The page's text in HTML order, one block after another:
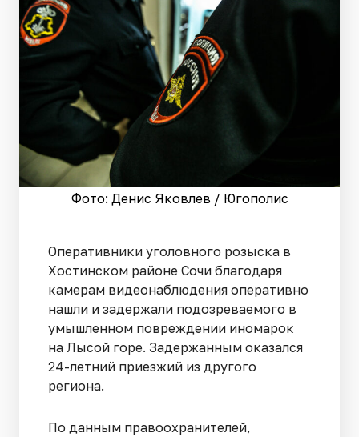
Фото: Денис Яковлев / Югополис
Оперативники уголовного розыска в
Хостинском районе Сочи благодаря
камерам видеонаблюдения оперативно
нашли и задержали подозреваемого в
умышленном повреждении иномарок
на Лысой горе. Задержанным оказался
24-летний приезжий из другого
региона.
По данным правоохранителей,